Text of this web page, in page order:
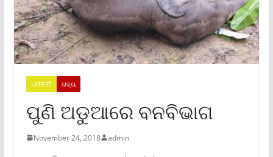
LATEST ରାଜ୍ୟ
ପୁଣି ଅଡୁଆରେ ବନବିଭାଗ
November 24, 2018 admin